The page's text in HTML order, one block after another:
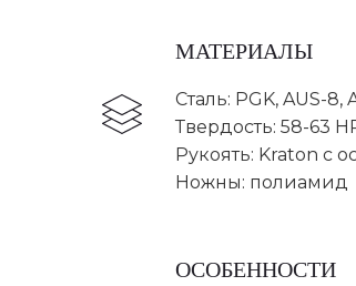
МАТЕРИАЛЫ
Сталь: PGK, AUS-8,
Твердость: 58-63
Рукоять: Kraton с
Ножны: полиамид
ОСОБЕННОСТИ